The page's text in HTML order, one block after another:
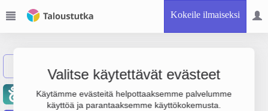
Kokeile ilmaiseksi
Valitse käytettävät evästeet
Käytämme evästeitä helpottaaksemme palvelumme
käyttöä ja parantaaksemme käyttökokemusta.
Talo-osakeyhtiö Arkadia